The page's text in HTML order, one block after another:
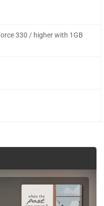
330 / higher with 1GB